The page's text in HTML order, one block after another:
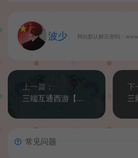
波少 网站默认解压密码：
上一篇：
三端互通西游【修真西游互通】最新整理Win系服务端+安卓+PC客户端+GM工具+详细搭建教程+视频教程
下
常见问题